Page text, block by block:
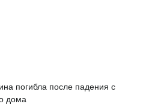
погибла после падения с
дома